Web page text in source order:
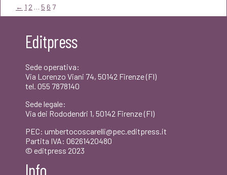
← 1 2 … 5 6 7
Editpress
Sede operativa:
Via Lorenzo Viani 74, 50142 Firenze (FI)
tel. 055 7878140
Sede legale:
Via dei Rododendri 1, 50142 Firenze (FI)
PEC: umbertocoscarelli@pec.editpress.it
Partita IVA: 06261420480
© editpress 2023
Info